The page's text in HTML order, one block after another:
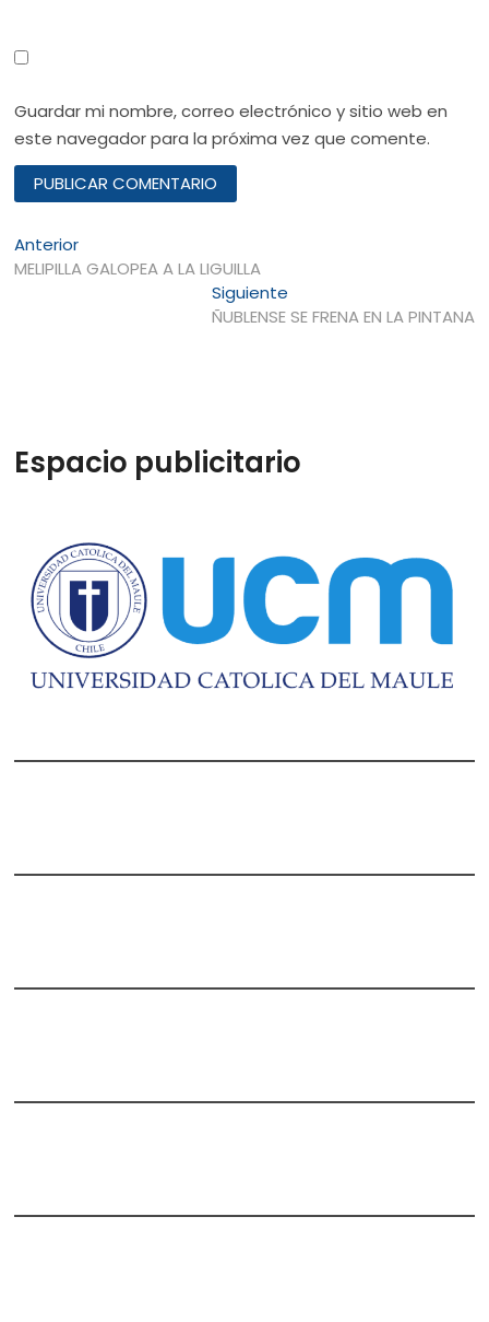
Guardar mi nombre, correo electrónico y sitio web en
este navegador para la próxima vez que comente.
Navegación
de
AnteriorEntrada
anterior:
MELIPILLA GALOPEA A LA LIGUILLA
SiguienteEntrada
siguiente:
ÑUBLENSE SE FRENA EN LA PINTANA
Espacio publicitario